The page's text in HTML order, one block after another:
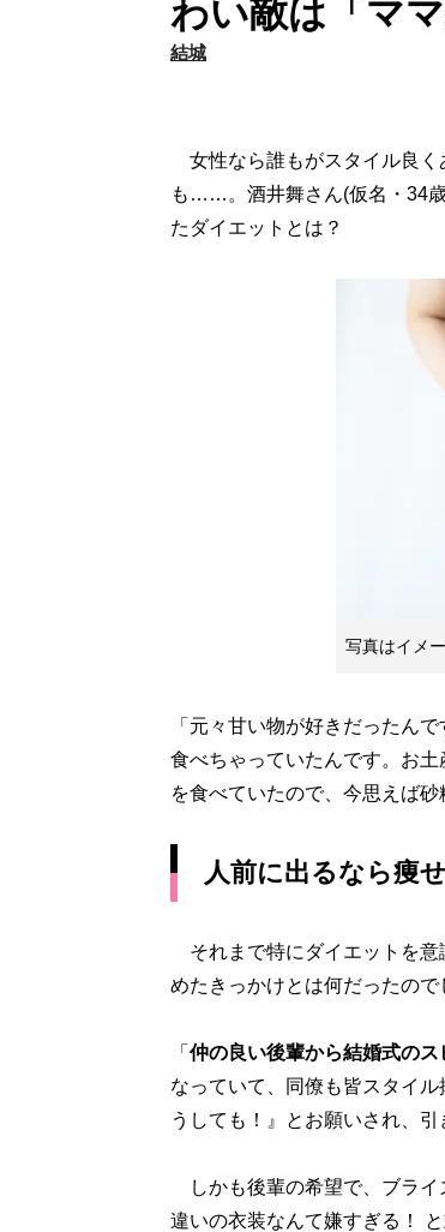
わい敵は「マ
結城
女性なら誰もがスタイル良く
も……。酒井舞さん(仮名・34
たダイエットとは？
写真はイメ
「元々甘い物が好きだったん
食べちゃっていたんです。お
を食べていたので、今思えば
人前に出るなら痩
それまで特にダイエットを意
めたきっかけとは何だったので
「 仲の良い後輩から結婚式のス
なっていて、同僚も皆スタイ
うしても！』とお願いされ、引
しかも後輩の希望で、ブラ
違いの衣装なんて嫌すぎる！